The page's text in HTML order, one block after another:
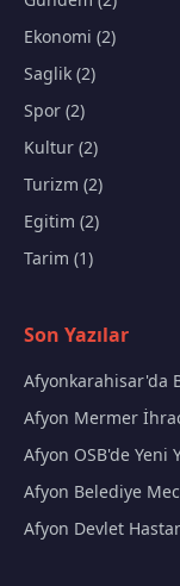
Ekonomi (2)
Saglik (2)
Spor (2)
Kultur (2)
Turizm (2)
Egitim (2)
Tarim (1)
Son Yazılar
Afyonkarahisar'da
Afyon Mermer
Afyon OSB'de Yeni
Afyon Belediye
Afyon Devlet